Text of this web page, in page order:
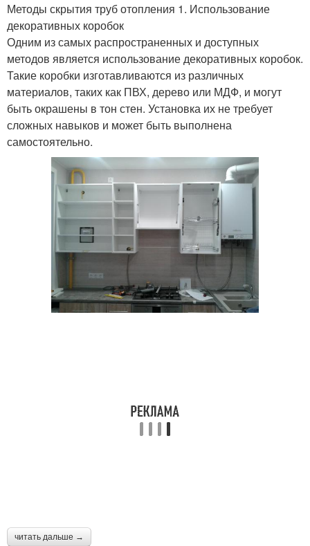
Методы скрытия труб отопления 1. Использование
декоративных коробок
Одним из самых распространенных и доступных
методов является использование декоративных коробок.
Такие коробки изготавливаются из различных
материалов, таких как ПВХ, дерево или МДФ, и могут
быть окрашены в тон стен. Установка их не требует
сложных навыков и может быть выполнена
самостоятельно.
читать дальше →